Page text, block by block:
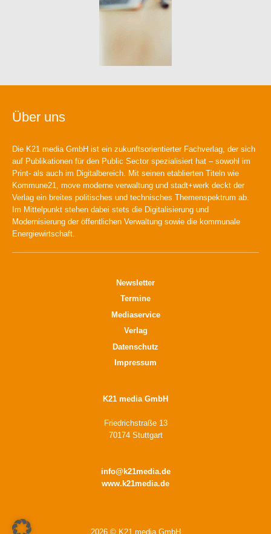
Über uns
Die K21 media GmbH ist ein zukunftsorientierter Fachverlag, der sich
auf Publikationen für den Public Sector spezialisiert hat – sowohl im
Print- als auch im Digitalbereich. Mit seinen etablierten Titeln wie
Kommune21, move moderne verwaltung und stadt+werk deckt der
Verlag ein breites politisches und technisches Themenspektrum ab.
Im Mittelpunkt stehen dabei stets die Digitalisierung und
Modernisierung der öffentlichen Verwaltung sowie die kommunale
Energiewirtschaft.
Newsletter
Termine
Mediaservice
Verlag
Datenschutz
Impressum
K21 media GmbH
Friedrichstraße 13
70174 Stuttgart
info@k21media.de
www.k21media.de
2026 © K21 media GmbH